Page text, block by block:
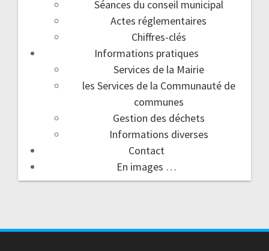
Séances du conseil municipal
Actes réglementaires
Chiffres-clés
Informations pratiques
Services de la Mairie
les Services de la Communauté de
communes
Gestion des déchets
Informations diverses
Contact
En images …